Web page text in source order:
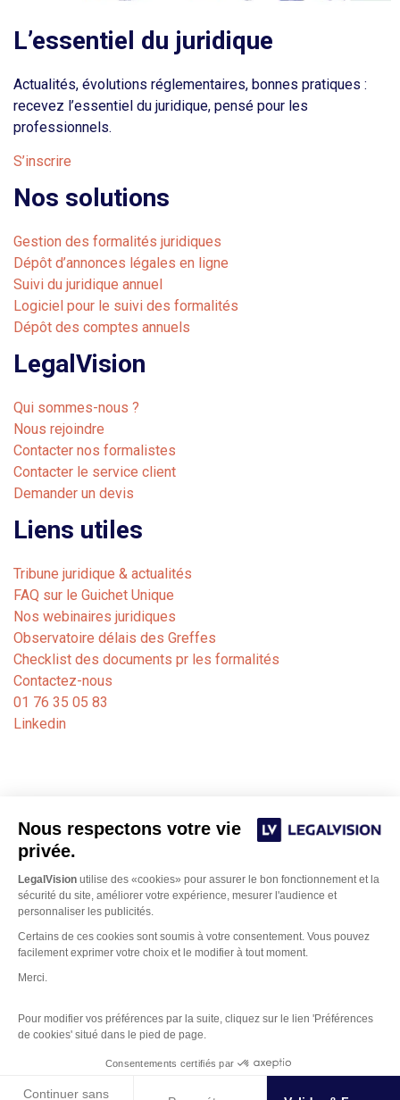
Nous respectons votre vie
privée.
LegalVision utilise des «cookies» pour assurer le bon fonctionnement et la
sécurité du site, améliorer votre expérience, mesurer l'audience et
personnaliser les publicités.
Certains de ces cookies sont soumis à votre consentement. Vous pouvez
facilement exprimer votre choix et le modifier à tout moment.
Merci.
Pour modifier vos préférences par la suite, cliquez sur le lien 'Préférences
de cookies' situé dans le pied de page.
Consentements certifiés par
Continuer sans
L’essentiel du juridique
Actualités, évolutions réglementaires, bonnes pratiques :
recevez l’essentiel du juridique, pensé pour les
professionnels.
S’inscrire
Nos solutions
Gestion des formalités juridiques
Dépôt d’annonces légales en ligne
Suivi du juridique annuel
Logiciel pour le suivi des formalités
Dépôt des comptes annuels
LegalVision
Qui sommes-nous ?
Nous rejoindre
Contacter nos formalistes
Contacter le service client
Demander un devis
Liens utiles
Tribune juridique & actualités
FAQ sur le Guichet Unique
Nos webinaires juridiques
Observatoire délais des Greffes
Checklist des documents pr les formalités
Contactez-nous
01 76 35 05 83
Linkedin
Notre cabinet de formalités juridiques est dédié aux
avocats, experts-comptables et notaires. Nos juristes
basés sur
sociétés auprès des greffes des tribunaux de commerce.